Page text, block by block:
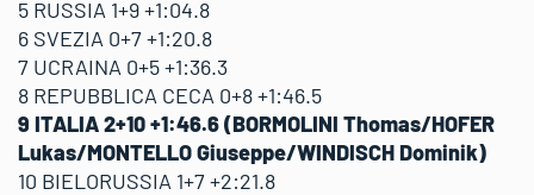
5 RUSSIA 1+9 +1:04.8
6 SVEZIA 0+7 +1:20.8
7 UCRAINA 0+5 +1:36.3
8 REPUBBLICA CECA 0+8 +1:46.5
9 ITALIA 2+10 +1:46.6 (BORMOLINI Thomas/HOFER
Lukas/MONTELLO Giuseppe/WINDISCH Dominik)
10 BIELORUSSIA 1+7 +2:21.8